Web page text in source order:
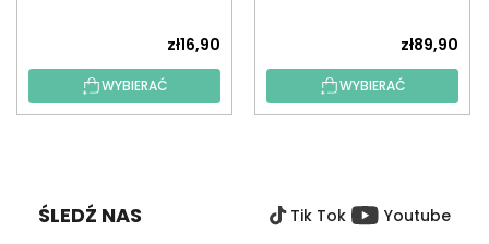
zł16,90
WYBIERAĆ
zł89,90
WYBIERAĆ
ŚLEDŹ NAS Tik Tok Youtube